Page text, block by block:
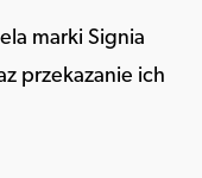
marki Signia
przekazanie ich